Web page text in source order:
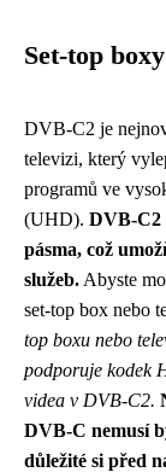
Set-top
DVB-C2 je
televizi, který
programů ve
(UHD). DVB-C2
pásma, což
služeb. Abyste
set-top box nebo
top boxu nebo
podporuje kodek
videa v DVB-C2.
DVB-C nemusí
důležité si před